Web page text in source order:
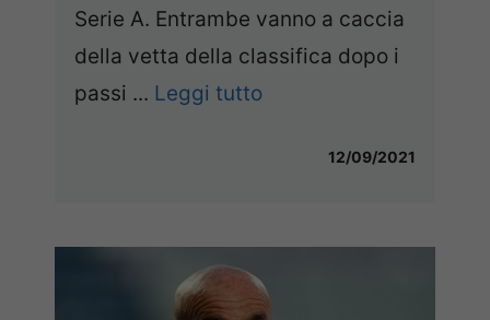
Serie A. Entrambe vanno a caccia
della vetta della classifica dopo i
passi ... Leggi tutto
12/09/2021